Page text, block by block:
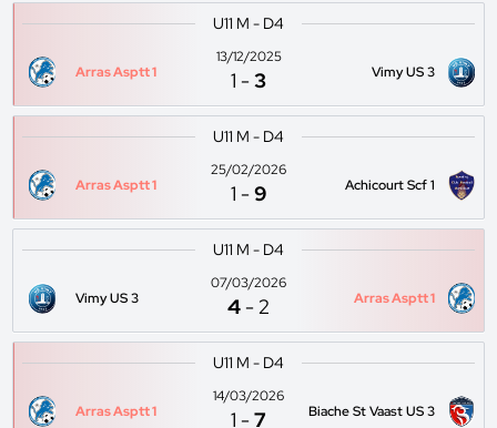
U11 M - D4
Arras Asptt 1
13/12/2025
1 -3 Vimy US 3
U11 M - D4
Arras Asptt 1
25/02/2026
1 -9 Achicourt Scf 1
U11 M - D4
Vimy US 3
07/03/2026
4 -2 Arras Asptt 1
U11 M - D4
Arras Asptt 1
14/03/2026
1 -7 Biache St Vaast US 3